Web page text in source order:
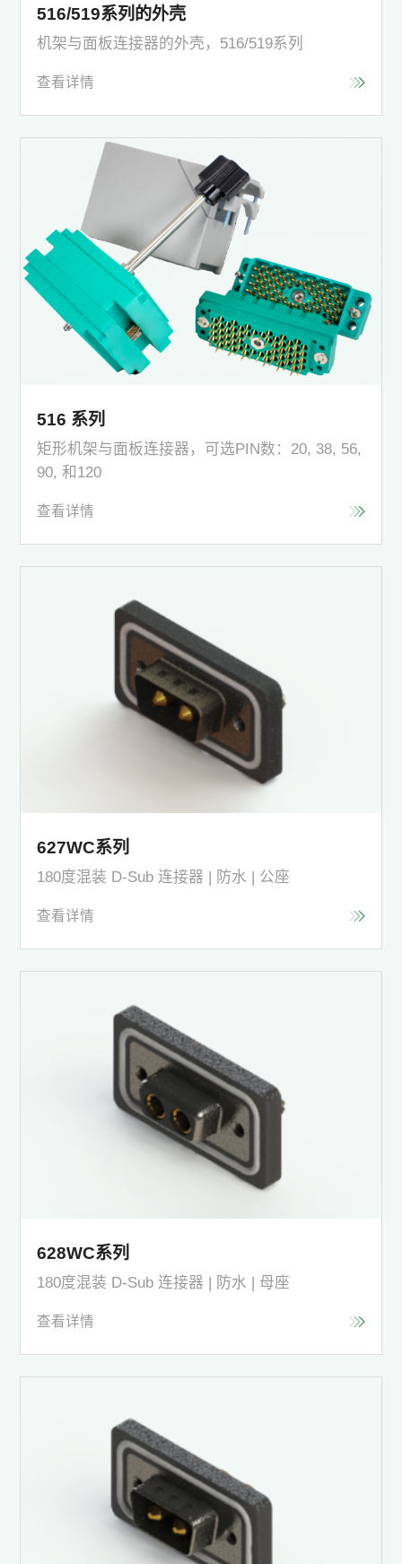
516/519系列的外壳
机架与面板连接器的外壳，516/519系列
查看详情
516 系列
矩形机架与面板连接器，可选PIN数：20, 38, 56,
90, 和120
查看详情
627WC系列
180度混装 D-Sub 连接器 | 防水 | 公座
查看详情
628WC系列
180度混装 D-Sub 连接器 | 防水 | 母座
查看详情